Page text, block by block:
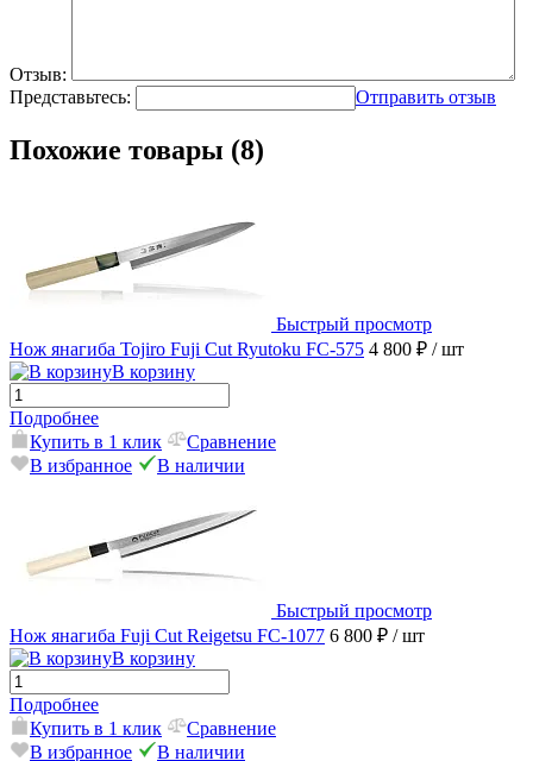
Отзыв:
Представьтесь:
Отправить отзыв
Похожие товары (8)
Быстрый просмотр
Нож янагиба Tojiro Fuji Cut Ryutoku FC-575 4 800 ₽ / шт
В корзину
Подробнее
Купить в 1 клик
Сравнение
В избранное
В наличии
Быстрый просмотр
Нож янагиба Fuji Cut Reigetsu FC-1077 6 800 ₽ / шт
В корзину
Подробнее
Купить в 1 клик
Сравнение
В избранное
В наличии